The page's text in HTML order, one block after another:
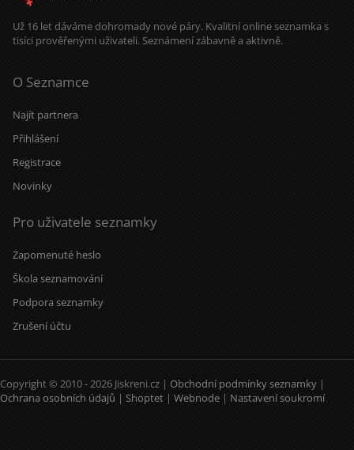
Už 16 let dáváme dohromady nové páry. Kvalitní online seznamka s
tisíci prověřenými uživateli. Seznámení zábavně a aktivně.
O Seznamce
Najít partnera
Přihlášení
Registrace
Novinky
Pro uživatele seznamky
Zapomenuté heslo
Škola seznamování
Podpora seznamky
Zrušení účtu
Copyright © 2010 - 2026 Jiskreni.cz | Obchodní podmínky seznamky |
Ochrana osobních údajů | Shoptet | Webnode | Nastavení soukromí